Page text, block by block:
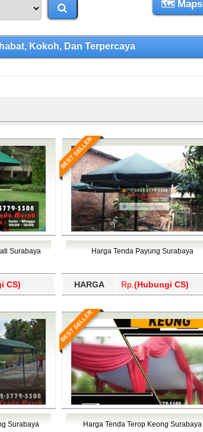
🗺 Maps
Kokoh, Dan Terpercaya
Surabaya
CS)
BEST SELLER
Harga Tenda Payung Surabaya
HARGA Rp. (Hubungi CS)
Surabaya
BEST SELLER
Harga Tenda Terop Keong Surabaya